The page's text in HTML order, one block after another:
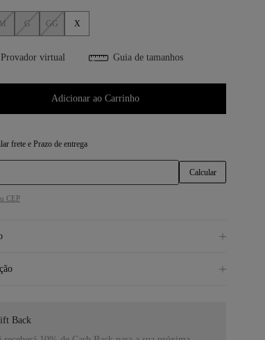
M G GG X
Provador virtual Guia de tamanhos
Adicionar ao Carrinho
CEP
Back